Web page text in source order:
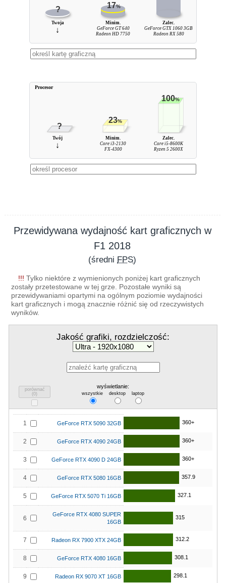
? 17%
Twoja
↓
Minim.
GeForce GT 640
Radeon HD 7750
Zalec.
GeForce GTX 1060 3GB
Radeon RX 580
?
23%
100%
Twój
↓
Minim.
Core i3-2130
FX-4300
Zalec.
Core i5-8600K
Ryzen 5 2600X
Procesor
Przewidywana wydajność kart graficznych w
F1 2018
(średni FPS)
!!! Tylko niektóre z wymienionych poniżej kart graficznych
zostały przetestowane w tej grze. Pozostałe wyniki są
przewidywaniami opartymi na ogólnym poziomie wydajności
kart graficznych i mogą znacznie różnić się od rzeczywistych
wyników.
Jakość grafiki, rozdzielczość:
porównać
(0)
wyświetlanie:
wszystkie desktop laptop
1 GeForce RTX 5090 32GB 360+
2 GeForce RTX 4090 24GB 360+
3 GeForce RTX 4090 D 24GB 360+
4 GeForce RTX 5080 16GB 357.9
5 GeForce RTX 5070 Ti 16GB 327.1
6
GeForce RTX 4080 SUPER
16GB
315
7 Radeon RX 7900 XTX 24GB 312.2
8 GeForce RTX 4080 16GB 308.1
9 Radeon RX 9070 XT 16GB 298.1